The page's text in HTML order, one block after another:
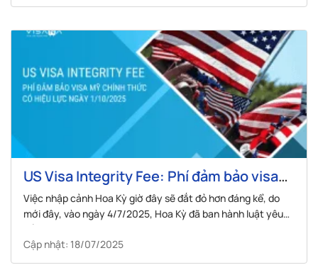
trung ương.
US Visa Integrity Fee: Phí đảm bảo visa
Mỹ chính thức có hiệu lực ngày 1/10/2025
Việc nhập cảnh Hoa Kỳ giờ đây sẽ đắt đỏ hơn đáng kể, do
mới đây, vào ngày 4/7/2025, Hoa Kỳ đã ban hành luật yêu
cầu phí bổ sung 250 USD cho mọi loại visa không định cư.
Cập nhật: 18/07/2025